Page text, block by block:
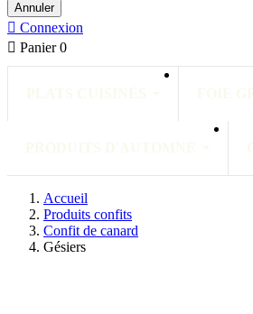
Annuler
 Connexion
 Panier 0
Accueil
Produits confits
Confit de canard
Gésiers